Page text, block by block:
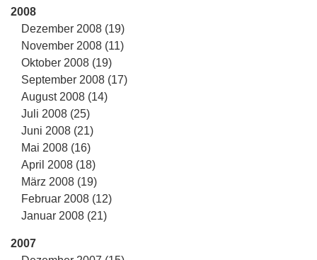
2008
Dezember 2008 (19)
November 2008 (11)
Oktober 2008 (19)
September 2008 (17)
August 2008 (14)
Juli 2008 (25)
Juni 2008 (21)
Mai 2008 (16)
April 2008 (18)
März 2008 (19)
Februar 2008 (12)
Januar 2008 (21)
2007